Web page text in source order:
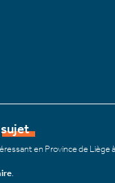
en Province de Liège